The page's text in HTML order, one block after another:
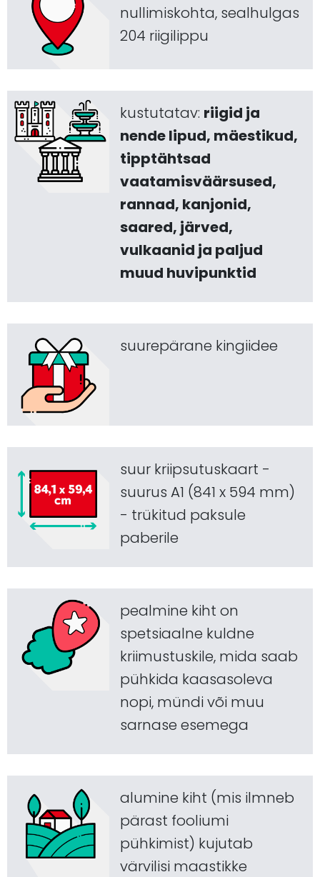
nullimiskohta, sealhulgas
204 riigilippu
kustutatav: riigid ja
nende lipud, mäestikud,
tipptähtsad
vaatamisväärsused,
rannad, kanjonid,
saared, järved,
vulkaanid ja paljud
muud huvipunktid
suurepärane kingiidee
suur kriipsutuskaart -
suurus A1 (841 x 594 mm)
- trükitud paksule
paberile
pealmine kiht on
spetsiaalne kuldne
kriimustuskile, mida saab
pühkida kaasasoleva
nopi, mündi või muu
sarnase esemega
alumine kiht (mis ilmneb
pärast fooliumi
pühkimist) kujutab
värvilisi maastikke